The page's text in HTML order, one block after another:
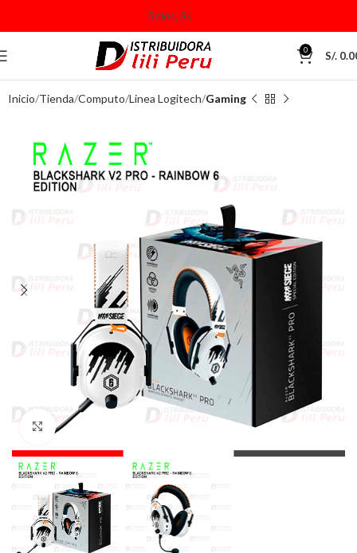
0 S/.
Inicio Tienda Computo Linea Logitech Gaming
Haga Click para agrandar